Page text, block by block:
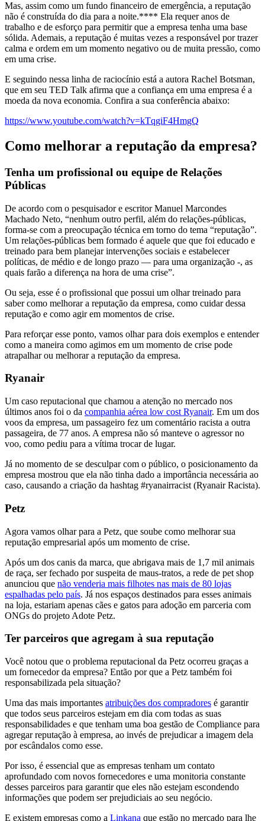
Mas, assim como um fundo financeiro de emergência, a reputação
não é construída do dia para a noite.**** Ela requer anos de
trabalho e de esforço para permitir que a empresa tenha uma base
sólida. Ademais, a reputação é muitas vezes a responsável por trazer
calma e ordem em um momento negativo ou de muita pressão, como
em uma crise.
E seguindo nessa linha de raciocínio está a autora Rachel Botsman,
que em seu TED Talk afirma que a confiança em uma empresa é a
moeda da nova economia. Confira a sua conferência abaixo:
https://www.youtube.com/watch?v=kTqgiF4HmgQ
Como melhorar a reputação da empresa?
Tenha um profissional ou equipe de Relações
Públicas
De acordo com o pesquisador e escritor Manuel Marcondes
Machado Neto, “nenhum outro perfil, além do relações-públicas,
forma-se com a preocupação técnica em torno do tema “reputação”.
Um relações-públicas bem formado é aquele que que foi educado e
treinado para bem planejar intervenções sociais e estabelecer
políticas, de médio e de longo prazo — para uma organização -, as
quais farão a diferença na hora de uma crise”.
Ou seja, esse é o profissional que possui um olhar treinado para
saber como melhorar a reputação da empresa, como cuidar dessa
reputação e como agir em momentos de crise.
Para reforçar esse ponto, vamos olhar para dois exemplos e entender
como a maneira como agimos em um momento de crise pode
atrapalhar ou melhorar a reputação da empresa.
Ryanair
Um caso reputacional que chamou a atenção no mercado nos
últimos anos foi o da companhia aérea low cost Ryanair. Em um dos
voos da empresa, um passageiro fez um comentário racista a outra
passageira, de 77 anos. A empresa não só manteve o agressor no
voo, como pediu para a vítima trocar de lugar.
Já no momento de se desculpar com o público, o posicionamento da
empresa mostrou que ela não tinha dado a importância necessária ao
caso, causando a criação da hashtag #ryanairracist (Ryanair Racista).
Petz
Agora vamos olhar para a Petz, que soube como melhorar sua
reputação empresarial após um momento de crise.
Após um dos canis da marca, que abrigava mais de 1,7 mil animais
de raça, ser fechado por suspeita de maus-tratos, a rede de pet shop
anunciou que não venderia mais filhotes nas mais de 80 lojas
espalhadas pelo país. Já nos espaços destinados para esses animais
na loja, estariam apenas cães e gatos para adoção em parceria com
ONGs do projeto Adote Petz.
Ter parceiros que agregam à sua reputação
Você notou que o problema reputacional da Petz ocorreu graças a
um fornecedor da empresa? Então por que a Petz também foi
responsabilizada pela situação?
Uma das mais importantes atribuições dos compradores é garantir
que todos seus parceiros estejam em dia com todas as suas
responsabilidades e que tenham uma boa gestão de Compliance para
agregar reputação à empresa, ao invés de prejudicar a imagem dela
por escândalos como esse.
Por isso, é essencial que as empresas tenham um contato
aprofundado com novos fornecedores e uma monitoria constante
desses parceiros para garantir que eles não estejam escondendo
informações que podem ser prejudiciais ao seu negócio.
E existem empresas como a Linkana que estão no mercado para lhe